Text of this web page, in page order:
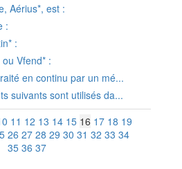
Aérius*, est :
:
:
Vfend* :
en continu par un mé...
suivants sont utilisés da...
11 12 13 14 15 16 17 18 19
26 27 28 29 30 31 32 33 34
35 36 37